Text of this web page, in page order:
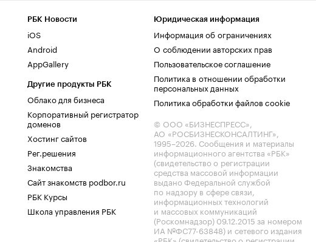
РБК Новости
iOS
Android
AppGallery
Другие продукты РБК
Облако для бизнеса
Корпоративный регистратор
доменов
Хостинг сайтов
Рег.решения
Знакомства
Сайт знакомств podbor.ru
РБК Курсы
Школа управления РБК
Юридическая информация
Информация об ограничениях
О соблюдении авторских прав
Пользовательское соглашение
Политика в отношении обработки
персональных данных
Политика обработки файлов cookie
© ООО «БИЗНЕСПРЕСС»,
АО «РОСБИЗНЕСКОНСАЛТИНГ»,
1995–2026. Сообщения и материалы
информационного агентства «РБК»
(свидетельство о регистрации
средства массовой информации
выдано Федеральной службой
по надзору в сфере связи,
информационных технологий
и массовых коммуникаций
(Роскомнадзор) 09.12.2015 за номером
ИА №ФС77-63848) и сетевого издания
«РБК» (свидетельство о регистрации